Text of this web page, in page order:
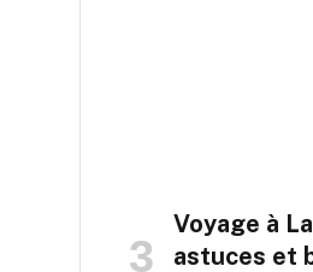
Voyage à
astuces et